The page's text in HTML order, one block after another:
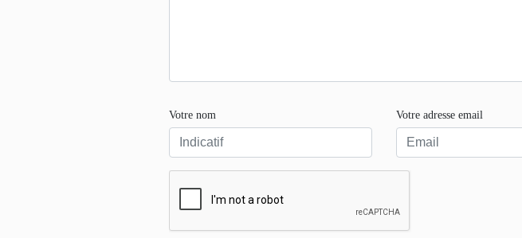
Votre nom Votre adresse email